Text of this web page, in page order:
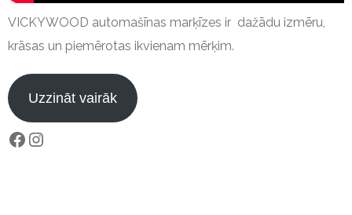
VICKYWOOD automašīnas marķīzes ir dažādu izmēru,
krāsas un piemērotas ikvienam mērķim.
Uzzināt vairāk